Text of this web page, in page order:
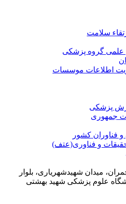
سلامت
گروه پزشکی
اطلاعات موسسات
پزشکی
جمهوری
کشور
و فناوری(عتف)
میدان شهیدشهریاری، بلوار
علوم پزشکی شهید بهشتی